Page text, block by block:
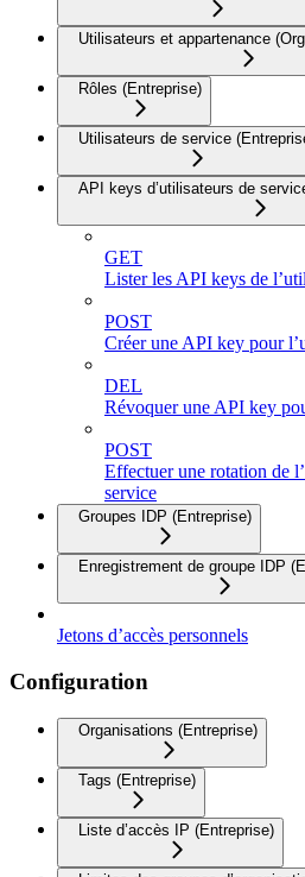
Utilisateurs et appartenance
Rôles (Entreprise)
Utilisateurs de service
API keys d’utilisateurs de
GET
Lister les API keys de
POST
Créer une API key pour
DEL
Révoquer une API key
POST
Effectuer une rotation de
service
Groupes IDP (Entreprise)
Enregistrement de groupe IDP
Jetons d’accès personnels
Configuration
Organisations (Entreprise)
Tags (Entreprise)
Liste d’accès IP (Entreprise)